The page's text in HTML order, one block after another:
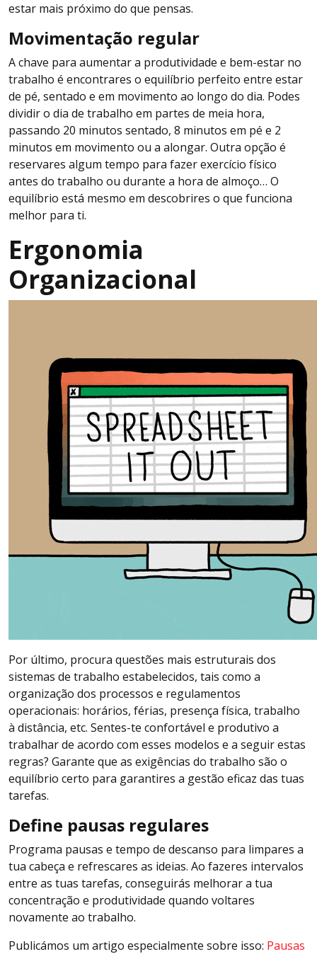
estar mais próximo do que pensas.
Movimentação regular
A chave para aumentar a produtividade e bem-estar no
trabalho é encontrares o equilíbrio perfeito entre estar
de pé, sentado e em movimento ao longo do dia. Podes
dividir o dia de trabalho em partes de meia hora,
passando 20 minutos sentado, 8 minutos em pé e 2
minutos em movimento ou a alongar. Outra opção é
reservares algum tempo para fazer exercício físico
antes do trabalho ou durante a hora de almoço… O
equilíbrio está mesmo em descobrires o que funciona
melhor para ti.
Ergonomia
Organizacional
Por último, procura questões mais estruturais dos
sistemas de trabalho estabelecidos, tais como a
organização dos processos e regulamentos
operacionais: horários, férias, presença física, trabalho
à distância, etc. Sentes-te confortável e produtivo a
trabalhar de acordo com esses modelos e a seguir estas
regras? Garante que as exigências do trabalho são o
equilíbrio certo para garantires a gestão eficaz das tuas
tarefas.
Define pausas regulares
Programa pausas e tempo de descanso para limpares a
tua cabeça e refrescares as ideias. Ao fazeres intervalos
entre as tuas tarefas, conseguirás melhorar a tua
concentração e produtividade quando voltares
novamente ao trabalho.
Publicámos um artigo especialmente sobre isso: Pausas